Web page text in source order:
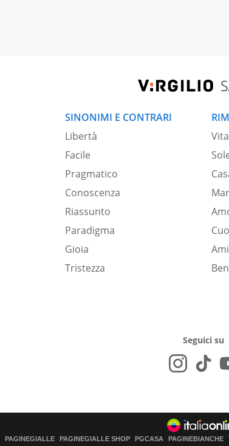
SINONIMI E CONTRARI
Libertà
Facile
Pragmatico
Conoscenza
Riassunto
Paradigma
Gioia
Tristezza
Vita
Seguici su
PAGINEGIALLE PAGINEGIALLE SHOP PGCASA PAGINEBIANCHE